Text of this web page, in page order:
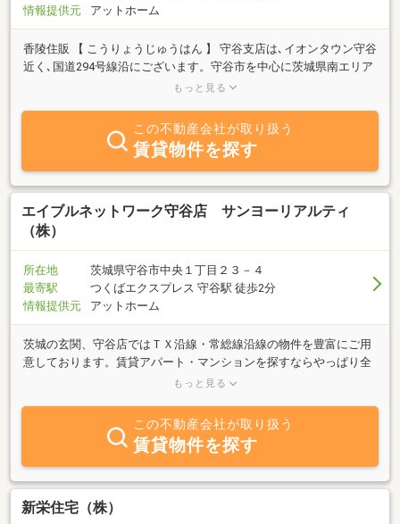
情報提供元
アットホーム
香陵住販 【 こうりょうじゅうはん 】 守谷支店は､イオンタウン守谷
近く､国道294号線沿にございます。守谷市を中心に茨城県南エリア
の賃貸、売買物件の最新情報を揃えております。経験豊富なスタッ
ーを守りながらゆっくり物件探しが可能です！不動産のご売却や賃
貸管理もお任せ下さい。お客様のご来店をスタッフ一同お待ちして
もっと見る
この不動産会社が取り扱う
賃貸物件を探す
エイブルネットワーク守谷店 サンヨーリアルティ
（株）
所在地
茨城県守谷市中央１丁目２３－４
最寄駅
つくばエクスプレス 守谷駅 徒歩2分
情報提供元
アットホーム
茨城の玄関、守谷店ではＴＸ沿線・常総線沿線の物件を豊富にご用
意しております。賃貸アパート・マンションを探すならやっぱり全
国ネットのエイブルへ。電車でお越しのお客様はもちろん駅まで送
しには当社法人課が担当させていただき、安心してご入居いただけ
ますよう最後までしっかりとサポート致します。
もっと見る
この不動産会社が取り扱う
賃貸物件を探す
新栄住宅（株）